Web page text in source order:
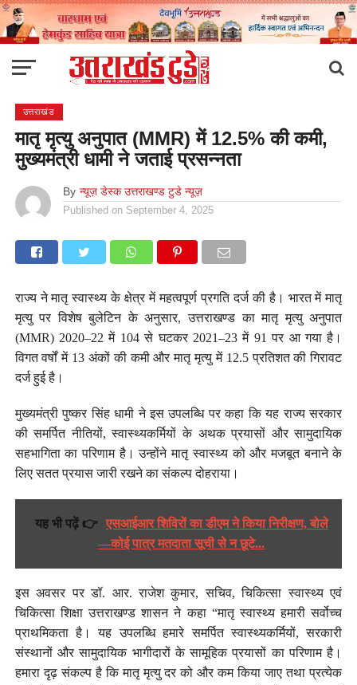
उत्तराखंड
मातृ मृत्यु अनुपात (MMR) में 12.5% की कमी,
मुख्यमंत्री धामी ने जताई प्रसन्नता
By न्यूज़ डेस्क उत्तराखण्ड टुडे न्यूज़
Published on September 4, 2025
राज्य ने मातृ स्वास्थ्य के क्षेत्र में महत्वपूर्ण प्रगति दर्ज की है। भारत में मातृ
मृत्यु पर विशेष बुलेटिन के अनुसार, उत्तराखण्ड का मातृ मृत्यु अनुपात
(MMR) 2020–22 में 104 से घटकर 2021–23 में 91 पर आ गया है।
विगत वर्षों में 13 अंकों की कमी और मातृ मृत्यु में 12.5 प्रतिशत की गिरावट
दर्ज हुई है।
मुख्यमंत्री पुष्कर सिंह धामी ने इस उपलब्धि पर कहा कि यह राज्य सरकार
की समर्पित नीतियों, स्वास्थ्यकर्मियों के अथक प्रयासों और सामुदायिक
सहभागिता का परिणाम है। उन्होंने मातृ स्वास्थ्य को और मजबूत बनाने के
लिए सतत प्रयास जारी रखने का संकल्प दोहराया।
यह भी पढ़ें 👉 एसआईआर शिविरों का डीएम ने किया निरीक्षण, बोले
—कोई पात्र मतदाता सूची से न छूटे...
इस अवसर पर डॉ. आर. राजेश कुमार, सचिव, चिकित्सा स्वास्थ्य एवं
चिकित्सा शिक्षा उत्तराखण्ड शासन ने कहा “मातृ स्वास्थ्य हमारी सर्वोच्च
प्राथमिकता है। यह उपलब्धि हमारे समर्पित स्वास्थ्यकर्मियों, सरकारी
संस्थानों और सामुदायिक भागीदारों के सामूहिक प्रयासों का परिणाम है।
हमारा दृढ़ संकल्प है कि मातृ मृत्यु दर को और कम किया जाए तथा प्रत्येक